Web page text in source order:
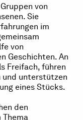
von
Sie
im
von
Geschichten. An
Freifach, führen
und unterstützen
eines Stücks.
den